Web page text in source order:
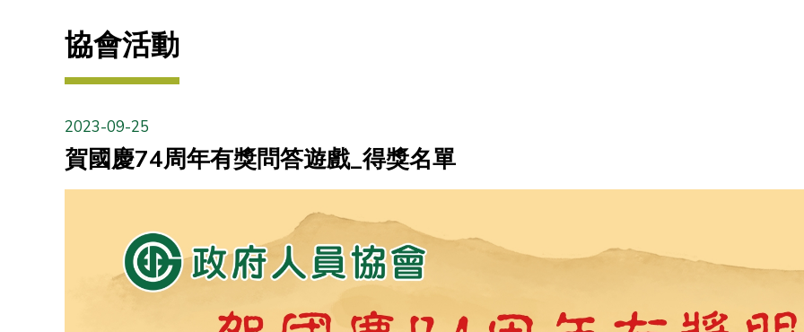
協會活動
2023-09-25
賀國慶74周年有獎問答遊戲_得獎名單